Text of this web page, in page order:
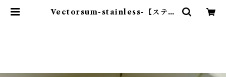
Vectorsum-stainless-【ステン